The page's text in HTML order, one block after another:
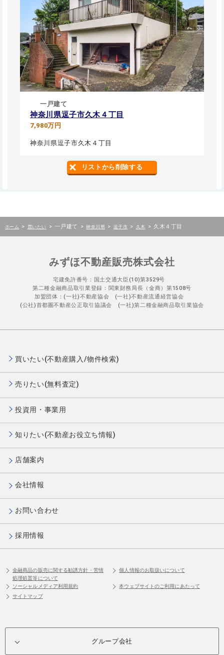
一戸建て
神奈川県逗子市久木４丁目
7,980万円
神奈川県逗子市久木４丁目
リストから削除する
ホーム > 買いたい > 一戸建て > 神奈川県 > 逗子市 > 久木 > 久木４丁目
みずほ不動産販売株式会社
宅建免許番号：国土交通大臣(10)第3529号
第二種金融商品取引業登録：関東財務局長（金商）第1508号
加盟団体：(一社)不動産協会 (一社)不動産流通経営協会
(公社)首都圏不動産公正取引協議会 (一社)第二種金融商品取引業協会
買いたい(不動産購入/物件検索)
売りたい(無料査定)
投資用・事業用
知りたい(不動産お役立ち情報)
店舗案内
会社情報
お問い合わせ
採用情報
金融商品の販売に関する勧誘方針・苦情
処理処置等について
個人情報のお取扱いについて
ソーシャルメディア利用規約
本ウェブサイトのご利用にあたって
サイトマップ
グループ会社